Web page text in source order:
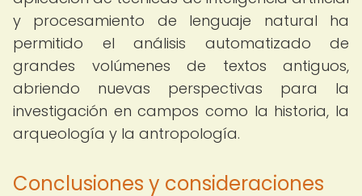
y procesamiento de lenguaje natural ha
permitido el análisis automatizado de
grandes volúmenes de textos antiguos,
abriendo nuevas perspectivas para la
investigación en campos como la historia, la
arqueología y la antropología.
Conclusiones y consideraciones